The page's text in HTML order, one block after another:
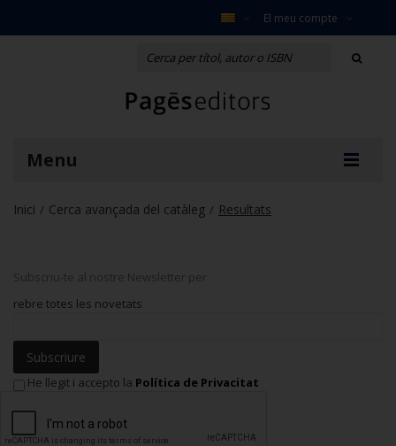
El meu compte
Menu
Inici / Cerca avançada del catàleg / Resultats
Subscriu-te al nostre Newsletter per
rebre totes les novetats
Subscriure
He llegit i accepto la Política de Privacitat